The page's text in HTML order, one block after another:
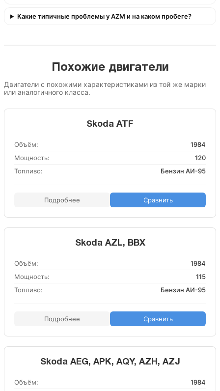
Какие типичные проблемы у AZM и на каком пробеге?
Похожие двигатели
Двигатели с похожими характеристиками из той же марки
или аналогичного класса.
Skoda ATF
Объём:
1984
Мощность:
120
Топливо:
Бензин АИ-95
Подробнее Сравнить
Skoda AZL, BBX
Объём:
1984
Мощность:
115
Топливо:
Бензин АИ-95
Подробнее Сравнить
Skoda AEG, APK, AQY, AZH, AZJ
Объём:
1984